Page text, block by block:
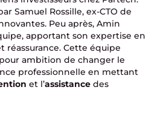
Samuel Rossille, ex-CTO de
Peu après, Amin
apportant son expertise en
réassurance. Cette équipe
ambition de changer le
professionnelle en mettant
et l’assistance des